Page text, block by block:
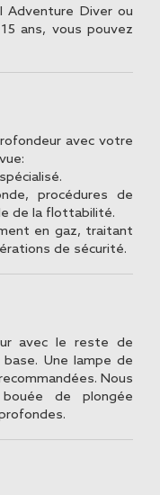
Adventure Diver ou
ans, vous pouvez
avec votre
procédures de
de la flottabilité.
en gaz, traitant
de sécurité.
avec le reste de
Une lampe de
Nous
de plongée